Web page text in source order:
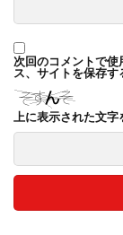
次回のコメントで
ス、サイトを保存す
上に表示された文字